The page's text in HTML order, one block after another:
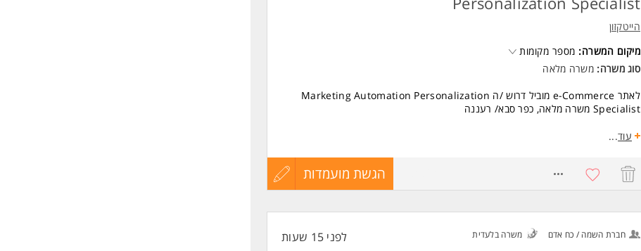
הייטקזון
מיקום המשרה: מספר מקומות
סוג משרה: משרה מלאה
לאתר e-Commerce מוביל דרוש /ה Marketing Automation Personalization
Specialist משרה מלאה, כפר סבא/ רעננה
תפקיד ביצועי (Hands-On), הדורש רקע טכנולוגי ואנליטי חזק.
תפעול שוטף, הקמה ובקרה של מסעות לקוח ואוטומציה שיווקית ב- salesforce
Marketing Cloud (MCE)
ההתקשרות ב- SMSים, WhatsApp, פושים באפליקציה ועוד
Personalization (MCP)
עוד...
הגשת מועמדות
עדכון
חברת השמה / כח אדם משרה בלעדית לפני 15 שעות